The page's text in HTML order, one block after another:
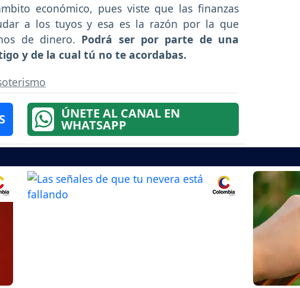
económico, pues viste que las finanzas
a los tuyos y esa es la razón por la que
de dinero. Podrá ser por parte de una
y de la cual tú no te acordabas.
ÚNETE AL CANAL EN
WHATSAPP